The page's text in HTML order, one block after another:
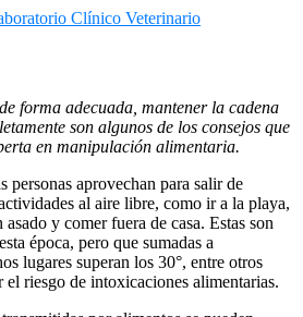
forma adecuada, mantener la cadena
son algunos de los consejos que
en manipulación alimentaria.
personas aprovechan para salir de
al aire libre, como ir a la playa,
y comer fuera de casa. Estas son
época, pero que sumadas a
lugares superan los 30°, entre otros
el riesgo de intoxicaciones alimentarias.